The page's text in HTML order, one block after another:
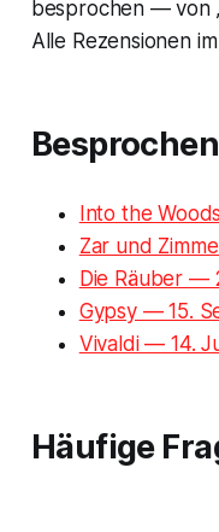
besprochen — von
Alle Rezensionen
Into the
Zar und
Die Räuber —
Gypsy — 15.
Vivaldi — 14.
Häufige